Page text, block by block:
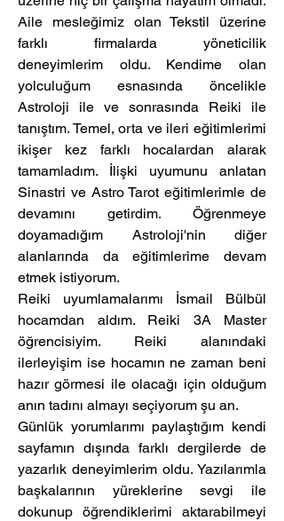
Aile mesleğimiz olan Tekstil üzerine
farklı firmalarda yöneticilik
deneyimlerim oldu. Kendime olan
yolculuğum esnasında öncelikle
Astroloji ile ve sonrasında Reiki ile
tanıştım. Temel, orta ve ileri eğitimlerimi
ikişer kez farklı hocalardan alarak
tamamladım. İlişki uyumunu anlatan
Sinastri ve Astro Tarot eğitimlerimle de
devamını getirdim. Öğrenmeye
doyamadığım Astroloji'nin diğer
alanlarında da eğitimlerime devam
etmek istiyorum.
Reiki uyumlamalarımı İsmail Bülbül
hocamdan aldım. Reiki 3A Master
öğrencisiyim. Reiki alanındaki
ilerleyişim ise hocamın ne zaman beni
hazır görmesi ile olacağı için olduğum
anın tadını almayı seçiyorum şu an.
Günlük yorumlarımı paylaştığım kendi
sayfamın dışında farklı dergilerde de
yazarlık deneyimlerim oldu. Yazılarımla
başkalarının yüreklerine sevgi ile
dokunup öğrendiklerimi aktarabilmeyi